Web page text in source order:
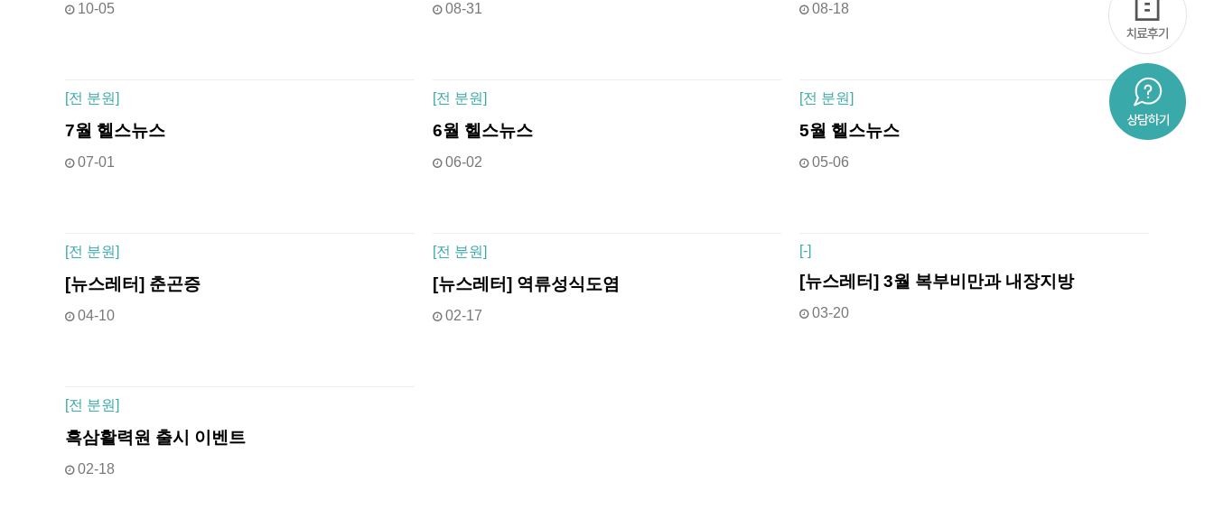
10-05 08-31 08-18
[전 분원]
7월 헬스뉴스
07-01
[전 분원]
6월 헬스뉴스
06-02
[전 분원]
5월 헬스뉴스
05-06
[전 분원]
[뉴스레터] 춘곤증
04-10
[전 분원]
[뉴스레터] 역류성식도염
02-17
[-]
[뉴스레터] 3월 복부비만과 내장지방
03-20
[전 분원]
흑삼활력원 출시 이벤트
02-18